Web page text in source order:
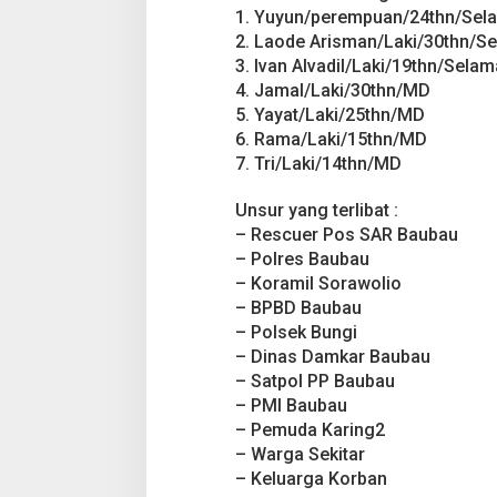
r
s
e
e
t
A
r
d
i
S
u
n
a
i
K
a
n
g
1. Yuyun/perempuan/24thn/
2. Laode Arisman/Laki/30thn/
3. Ivan Alvadil/Laki/19thn/
4. Jamal/Laki/30thn/MD
5. Yayat/Laki/25thn/MD
6. Rama/Laki/15thn/MD
7. Tri/Laki/14thn/MD
Unsur yang terlibat :
– Rescuer Pos SAR Baubau
– Polres Baubau
– Koramil Sorawolio
– BPBD Baubau
– Polsek Bungi
– Dinas Damkar Baubau
– Satpol PP Baubau
– PMI Baubau
– Pemuda Karing2
– Warga Sekitar
– Keluarga Korban